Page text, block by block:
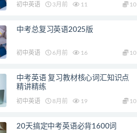
初中英语 3月前 11 10
中考总复习英语2025版
初中英语 6月前 16 10
中考英语 复习教材核心词汇知识点
精讲精练
初中英语 8月前 19 10
20天搞定中考英语必背1600词